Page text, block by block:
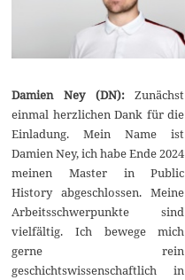
Damien Ney (DN):Zunächst
einmal herzlichen Dank für die
Einladung. Mein Name ist
Damien Ney, ich habe Ende 2024
meinen Master in Public
History abgeschlossen. Meine
Arbeitsschwerpunkte sind
vielfältig. Ich bewege mich
gerne rein
geschichtswissenschaftlich in